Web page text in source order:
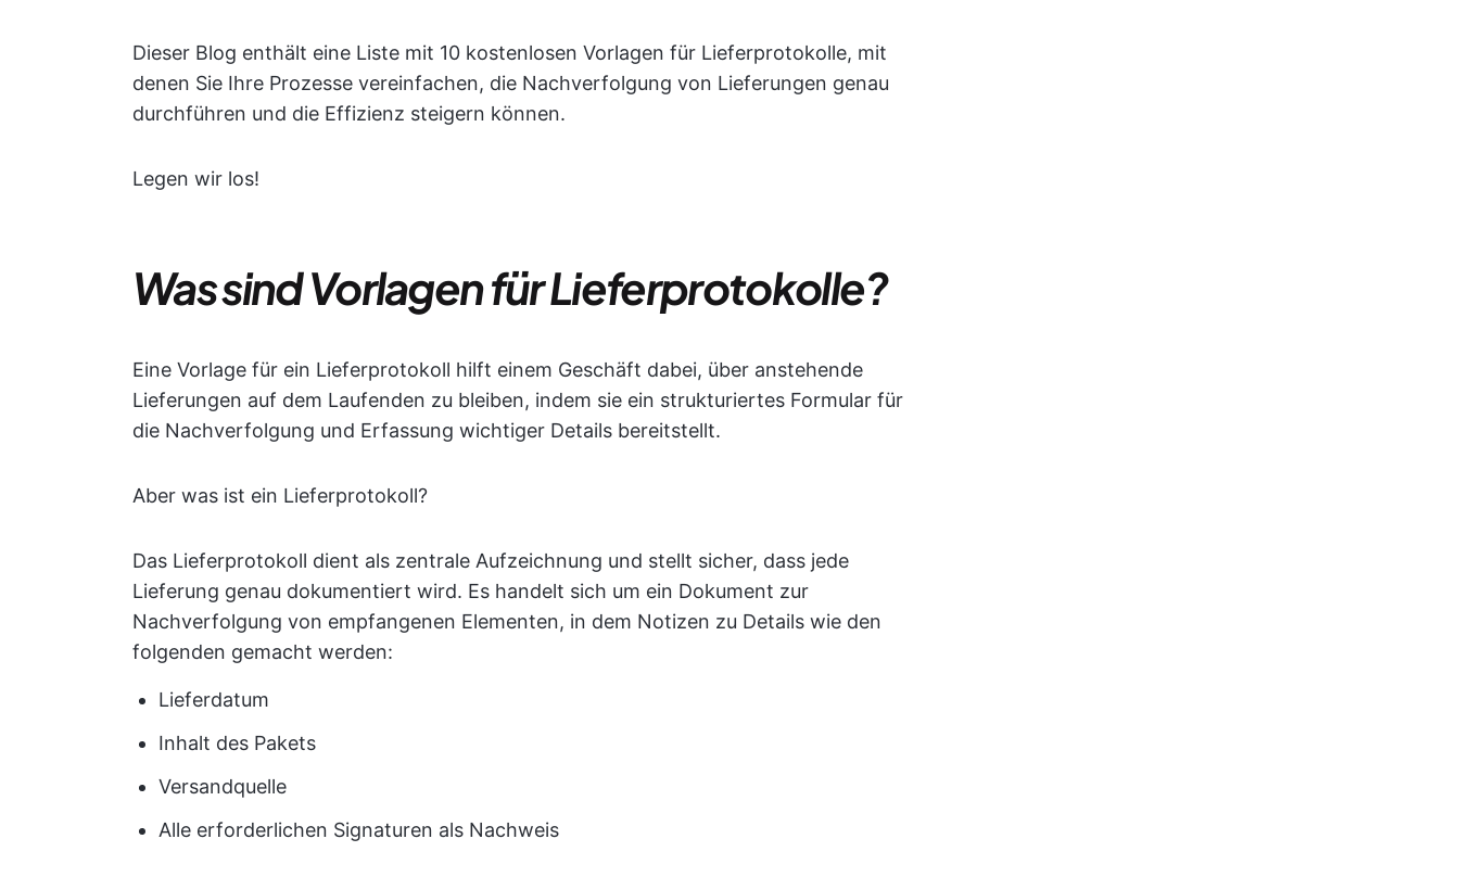
Dieser Blog enthält eine Liste mit 10 kostenlosen Vorlagen für Lieferprotokolle, mit
denen Sie Ihre Prozesse vereinfachen, die Nachverfolgung von Lieferungen genau
durchführen und die Effizienz steigern können.
Legen wir los!
Was sind Vorlagen für Lieferprotokolle?
Eine Vorlage für ein Lieferprotokoll hilft einem Geschäft dabei, über anstehende
Lieferungen auf dem Laufenden zu bleiben, indem sie ein strukturiertes Formular für
die Nachverfolgung und Erfassung wichtiger Details bereitstellt.
Aber was ist ein Lieferprotokoll?
Das Lieferprotokoll dient als zentrale Aufzeichnung und stellt sicher, dass jede
Lieferung genau dokumentiert wird. Es handelt sich um ein Dokument zur
Nachverfolgung von empfangenen Elementen, in dem Notizen zu Details wie den
folgenden gemacht werden:
Lieferdatum
Inhalt des Pakets
Versandquelle
Alle erforderlichen Signaturen als Nachweis